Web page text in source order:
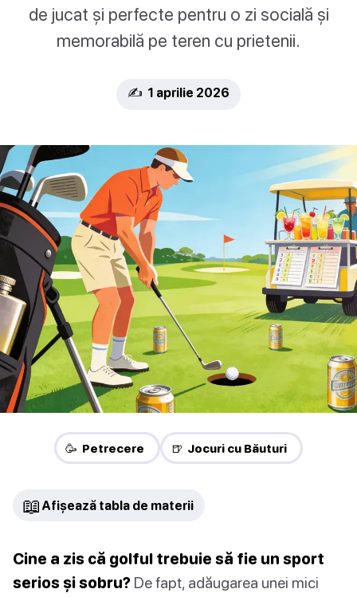
de jucat și perfecte pentru o zi socială și
memorabilă pe teren cu prietenii.
✍️ 1 aprilie 2026
🥳 Petrecere 🍺 Jocuri cu Băuturi
📖 Afișează tabla de materii
Cine a zis că golful trebuie să fie un sport
serios și sobru? De fapt, adăugarea unei mici